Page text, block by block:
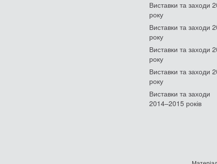
Виставки та заходи
року
Виставки та заходи
року
Виставки та заходи
року
Виставки та заходи
року
Виставки та заходи
2014–2015 років